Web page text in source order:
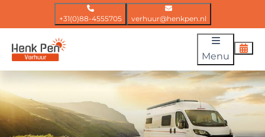
+31(0)88-4555705 verhuur@henkpen.nl
Menu